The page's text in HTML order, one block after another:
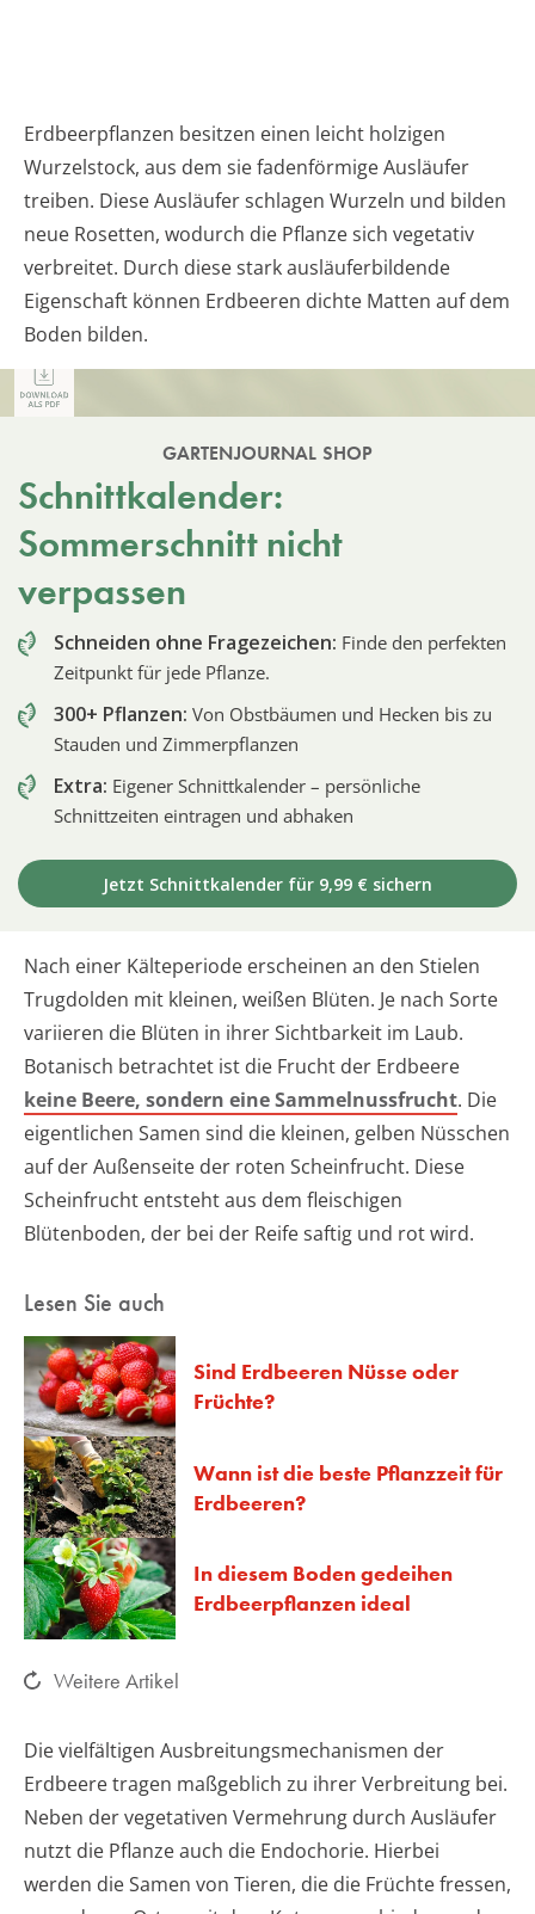
Erdbeerpflanzen besitzen einen leicht holzigen
Wurzelstock, aus dem sie fadenförmige Ausläufer
treiben. Diese Ausläufer schlagen Wurzeln und bilden
neue Rosetten, wodurch die Pflanze sich vegetativ
verbreitet. Durch diese stark ausläuferbildende
Eigenschaft können Erdbeeren dichte Matten auf dem
Boden bilden.
GARTENJOURNAL SHOP
Schnittkalender:
Sommerschnitt nicht
verpassen
Schneiden ohne Fragezeichen: Finde den perfekten
Zeitpunkt für jede Pflanze.
300+ Pflanzen: Von Obstbäumen und Hecken bis zu
Stauden und Zimmerpflanzen
Extra: Eigener Schnittkalender – persönliche
Schnittzeiten eintragen und abhaken
Jetzt Schnittkalender für 9,99 € sichern
Nach einer Kälteperiode erscheinen an den Stielen
Trugdolden mit kleinen, weißen Blüten. Je nach Sorte
variieren die Blüten in ihrer Sichtbarkeit im Laub.
Botanisch betrachtet ist die Frucht der Erdbeere
keine Beere, sondern eine Sammelnussfrucht. Die
eigentlichen Samen sind die kleinen, gelben Nüsschen
auf der Außenseite der roten Scheinfrucht. Diese
Scheinfrucht entsteht aus dem fleischigen
Blütenboden, der bei der Reife saftig und rot wird.
Lesen Sie auch
Sind Erdbeeren Nüsse oder
Früchte?
Wann ist die beste Pflanzzeit für
Erdbeeren?
In diesem Boden gedeihen
Erdbeerpflanzen ideal
Weitere Artikel
Die vielfältigen Ausbreitungsmechanismen der
Erdbeere tragen maßgeblich zu ihrer Verbreitung bei.
Neben der vegetativen Vermehrung durch Ausläufer
nutzt die Pflanze auch die Endochorie. Hierbei
werden die Samen von Tieren, die die Früchte fressen,